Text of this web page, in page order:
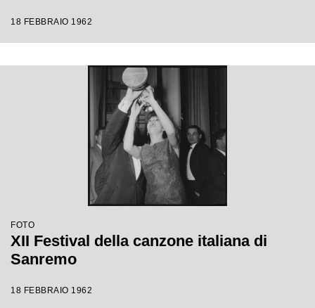
18 FEBBRAIO 1962
FOTO
XII Festival della canzone italiana di
Sanremo
18 FEBBRAIO 1962